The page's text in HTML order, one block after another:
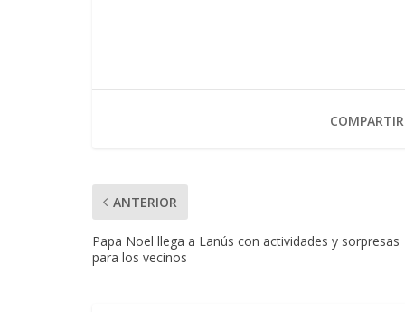
ANTERIOR
Papa Noel llega a Lanús con actividades y sorpresas
para los vecinos